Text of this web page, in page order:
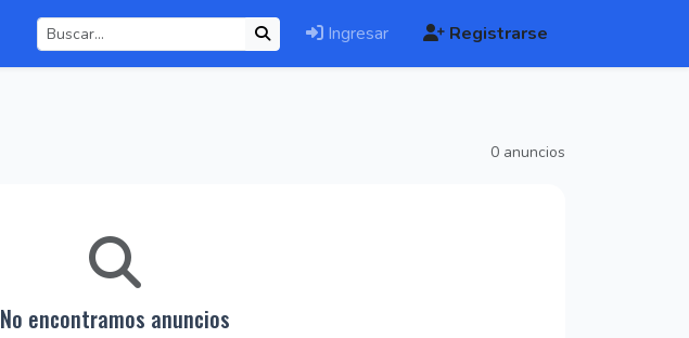
Ingresar Registrarse
0 anuncios
No encontramos anuncios